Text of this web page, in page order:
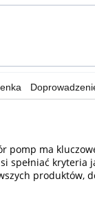
ma
spełniać kryteria